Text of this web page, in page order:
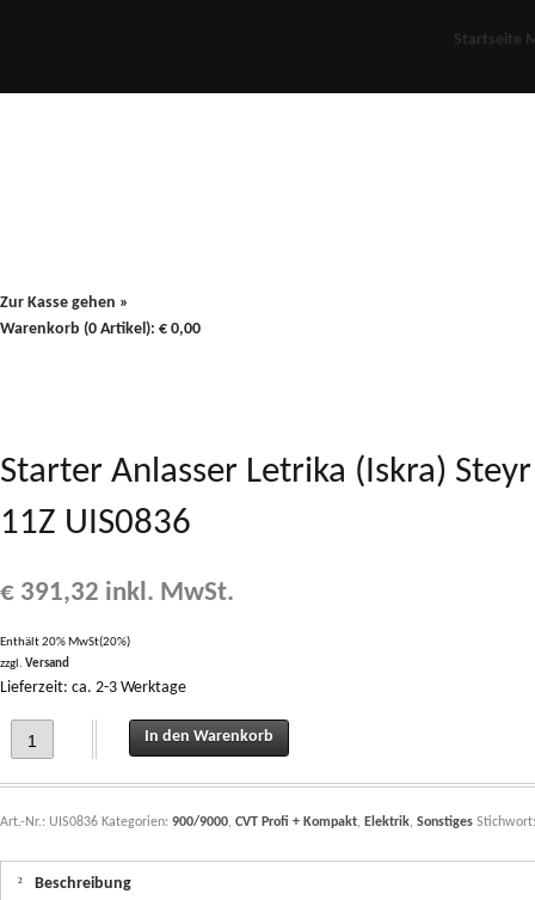
Startseite
Zur Kasse gehen »
Warenkorb (0 Artikel): € 0,00
Starter Anlasser Letrika (Iskra)
11Z UIS0836
€ 391,32 inkl. MwSt.
Enthält 20% MwSt(20%)
zzgl. Versand
Lieferzeit: ca. 2-3 Werktage
Starter Anlasser Letrika (Iskra) Steyr Traktoren 900/9000er CVT 12V 4,2KW 11Z
In den Warenkorb
Art.-Nr.: UIS0836 Kategorien: 900/9000, CVT Profi + Kompakt, Elektrik, Sonstiges
Beschreibung